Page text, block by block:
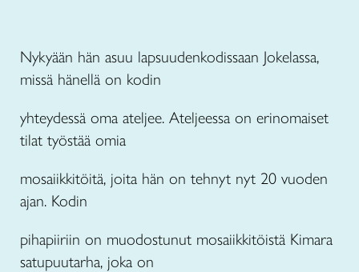
Nykyään hän asuu lapsuudenkodissaan Jokelassa,
missä hänellä on kodin
yhteydessä oma ateljee. Ateljeessa on erinomaiset
tilat työstää omia
mosaiikkitöitä, joita hän on tehnyt nyt 20 vuoden
ajan. Kodin
pihapiiriin on muodostunut mosaiikkitöistä Kimara
satupuutarha, joka on